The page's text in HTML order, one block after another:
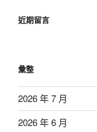
近期留言
彙整
2026 年 7 月
2026 年 6 月